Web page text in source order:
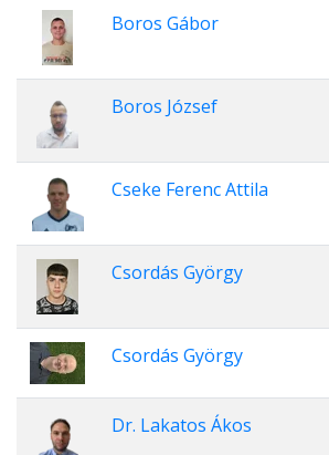
Boros Gábor
Boros József
Cseke Ferenc Attila
Csordás György
Csordás György
Dr. Lakatos Ákos